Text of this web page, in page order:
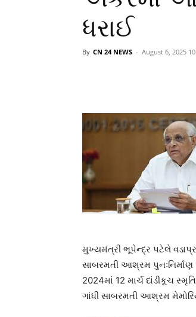
ધરાઈ
By CN 24 NEWS - August 6, 2025
મુખ્યમંત્રી ભૂપેન્દ્ર પટેલે
સાબરમતી આશ્રમ પુનઃનિર્માણ
2024માં 12 માર્ચ દાંડીકૂચ
ગાંધી સાબરમતી આશ્રમ